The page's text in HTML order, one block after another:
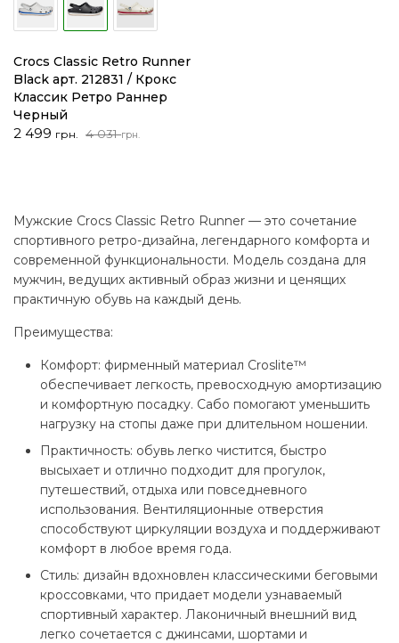
Мужские Crocs Classic Retro Runner — это сочетание
спортивного ретро-дизайна, легендарного комфорта и
современной функциональности. Модель создана для
мужчин, ведущих активный образ жизни и ценящих
практичную обувь на каждый день.
Преимущества:
Комфорт: фирменный материал Croslite™
обеспечивает легкость, превосходную амортизацию
и комфортную посадку. Сабо помогают уменьшить
нагрузку на стопы даже при длительном ношении.
Практичность: обувь легко чистится, быстро
высыхает и отлично подходит для прогулок,
путешествий, отдыха или повседневного
использования. Вентиляционные отверстия
способствуют циркуляции воздуха и поддерживают
комфорт в любое время года.
Стиль: дизайн вдохновлен классическими беговыми
кроссовками, что придает модели узнаваемый
спортивный характер. Лаконичный внешний вид
легко сочетается с джинсами, шортами и
Crocs Classic Retro Runner
Black арт. 212831 / Крокс
Классик Ретро Раннер
Черный
4 031грн.
Первоначальная
2 499 грн.
Текущая